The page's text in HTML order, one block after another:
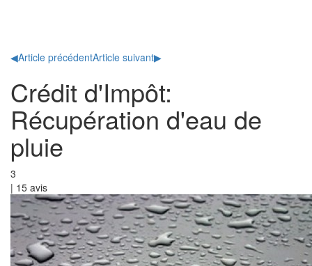
◀Article précédentArticle suivant▶
Crédit d'Impôt:
Récupération d'eau de
pluie
3
| 15 avis